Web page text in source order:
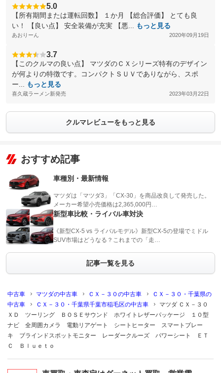
5.0
【所有期間または運転回数】 １か月 【総合評価】 とても良
い！ 【良い点】 安全装備が充実 【悪...
もっと見る
あおりーん 2020年09月19日
3.7
【このクルマの良い点】 マツダのＣＸシリーズ特有のデザイン
が何よりの特徴です。コンパクトＳＵＶでありながら、スポ
ー...
もっと見る
喜久蔵ラーメン新発売 2023年03月22日
クルマレビューをもっと見る
おすすめ記事
車種別・最新情報
マツダは「マツダ3」「CX-30」を商品改良して発売した。
メーカー希望小売価格は2,365,000円…
新型車比較・ライバル車対決
《新型CX-5 vs ライバルモデル》新型CX-5の登場でミドル
SUV市場はどうなる？これまでの「走…
記事一覧を見る
中古車 マツダの中古車 ＣＸ－３０の中古車
ＣＸ－３０・千葉県の
中古車
ＣＸ－３０・千葉県千葉市稲毛区の中古車
マツダ ＣＸ－３０
ＸＤ ツーリング ＢＯＳＥサウンド ホワイトレザーパッケージ １０型
ナビ 全周囲カメラ 電動リアゲート シートヒーター スマートブレー
キ ブラインドスポットモニター レーダークルーズ パワーシート ＥＴ
Ｃ Ｂｌｕｅｔｏ